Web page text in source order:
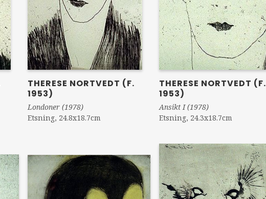
THERESE NORTVEDT (F.
1953)
Londoner (1978)
Etsning, 24.8x18.7cm
THERESE NORTVEDT (F.
1953)
Ansikt I (1978)
Etsning, 24.3x18.7cm